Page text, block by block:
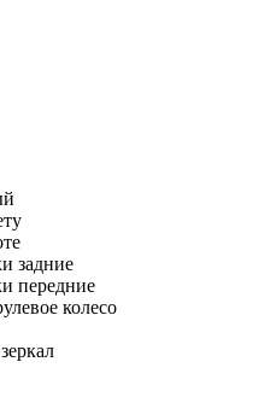
задние
передние
колесо